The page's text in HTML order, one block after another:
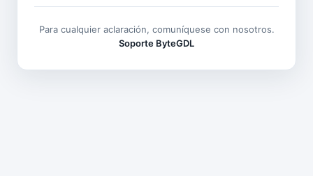
Para cualquier aclaración, comuníquese con nosotros.
Soporte ByteGDL